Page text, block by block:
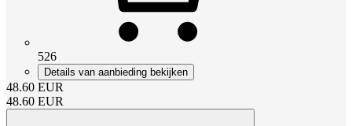
526
Details van aanbieding bekijken
48.60 EUR
48.60 EUR